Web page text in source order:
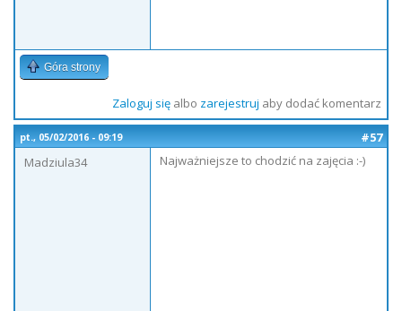
Góra strony
Zaloguj sięalbo zarejestruj aby dodać komentarz
pt., 05/02/2016 - 09:19
#57
Madziula34
Najważniejsze to chodzić na zajęcia :-)